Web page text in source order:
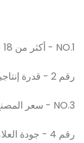
NO.1 - أكثر من 18 عامًا من الخبرة في تصنيع وتصدير الأكريليك.
رقم 2 - قدرة إنتاجية كافية بأكثر من 150 عاملاً.
NO.3 - سعر المصنع مباشرة.
رقم 4 - جودة العلامة التجارية.